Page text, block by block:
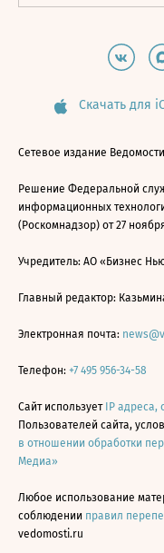
Скачать для
Сетевое издание
Решение Федеральной
информационных
(Роскомнадзор) от 27
Учредитель: АО «Бизнес
Главный редактор:
Электронная почта:
Телефон: +7 495 956-34-58
Сайт использует IP
Пользователей сайта,
в отношении обработки
Медиа»
Любое использование
соблюдении правил
vedomosti.ru